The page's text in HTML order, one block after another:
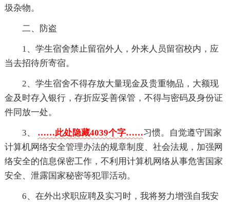
圾杂物。
二、防盗
1、学生宿舍禁止留宿外人，外来人员留宿校内，应
当去招待所寄宿。
2、学生宿舍不得存放大量现金及贵重物品，大额现
金及时存入银行，存折应妥善保管，不得与密码及身份证
件同放一处。
3、 ……此处隐藏4039个字……习惯。自觉遵守国家
计算机网络安全管理办法的规章制度、社会法规，加强网
络安全的信息保密工作，不利用计算机网络从事危害国家
安全、泄露国家秘密等犯罪活动。
6、在外出求职应聘及实习时，我将努力增强自我安